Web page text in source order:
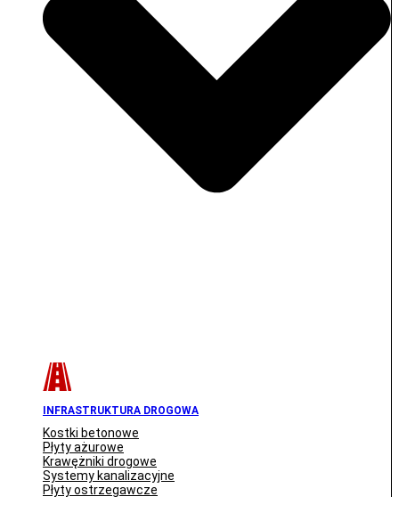
INFRASTRUKTURA DROGOWA
Kostki betonowe
Płyty ażurowe
Krawężniki drogowe
Systemy kanalizacyjne
Płyty ostrzegawcze